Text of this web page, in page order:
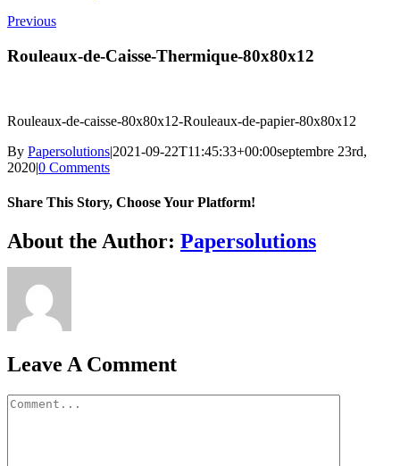
Previous
Rouleaux-de-Caisse-Thermique-80x80x12
Rouleaux-de-caisse-80x80x12-Rouleaux-de-papier-80x80x12
By Papersolutions|2021-09-22T11:45:33+00:00septembre 23rd,
2020|0 Comments
Share This Story, Choose Your Platform!
Facebook
Twitter
Reddit
LinkedIn
WhatsApp
Tumblr
Pinterest
Vk
Email
About the Author: Papersolutions
Leave A Comment
Comment